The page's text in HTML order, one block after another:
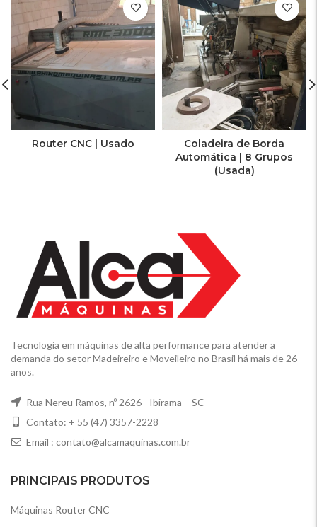
Router CNC | Usado
Coladeira de Borda
Automática | 8 Grupos
(Usada)
Tecnologia em máquinas de alta performance para atender a
demanda do setor Madeireiro e Moveileiro no Brasil há mais de 26
anos.
Rua Nereu Ramos, nº 2626 - Ibirama – SC
Contato: + 55 (47) 3357-2228
Email : contato@alcamaquinas.com.br
PRINCIPAIS PRODUTOS
Máquinas Router CNC